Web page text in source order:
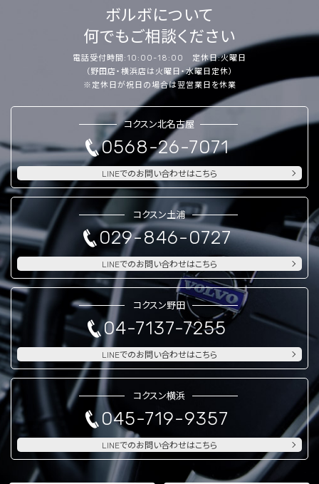
ボルボについて
何でもご相談ください
電話受付時間:10:00-18:00 定休日:火曜日
（野田店・横浜店は火曜日・水曜日定休）
※定休日が祝日の場合は翌営業日を休業
コクスン北名古屋
0568-26-7071
LINEでのお問い合わせはこちら
コクスン土浦
029-846-0727
LINEでのお問い合わせはこちら
コクスン野田
04-7137-7255
LINEでのお問い合わせはこちら
コクスン横浜
045-719-9357
LINEでのお問い合わせはこちら